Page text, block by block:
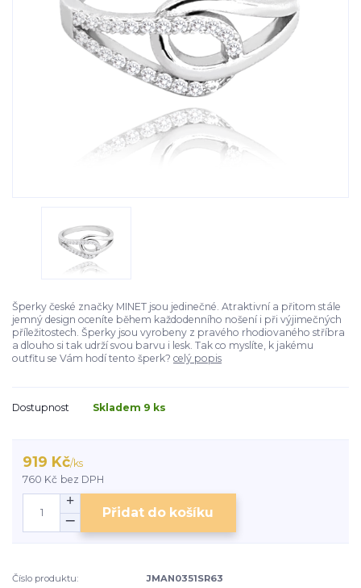
Šperky české značky MINET jsou jedinečné. Atraktivní a přitom stále
jemný design oceníte během každodenního nošení i při výjimečných
příležitostech. Šperky jsou vyrobeny z pravého rhodiovaného stříbra
a dlouho si tak udrží svou barvu i lesk. Tak co myslíte, k jakému
outfitu se Vám hodí tento šperk? celý popis
Dostupnost Skladem 9 ks
919 Kč/ks
760 Kč bez DPH
Přidat do košíku
Číslo produktu:
JMAN0351SR63